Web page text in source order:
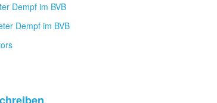
Dempf im BVB
Dempf im BVB